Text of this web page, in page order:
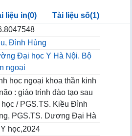
liệu in(0)
Tài liệu số(1)
Đình Hùng
Đại học Y Hà Nội. Bộ
ngoại
học ngoại khoa thần kinh
: giáo trình đào tạo sau
/ PGS.TS. Kiều Đình
PGS.TS. Dương Đại Hà
học,2024